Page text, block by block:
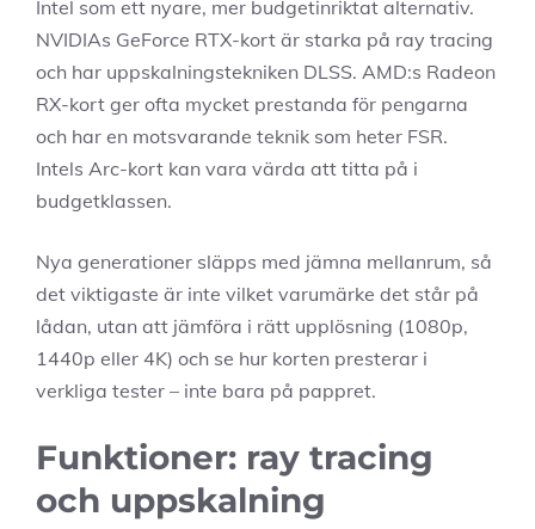
Intel som ett nyare, mer budgetinriktat alternativ.
NVIDIAs GeForce RTX-kort är starka på ray tracing
och har uppskalningstekniken DLSS. AMD:s Radeon
RX-kort ger ofta mycket prestanda för pengarna
och har en motsvarande teknik som heter FSR.
Intels Arc-kort kan vara värda att titta på i
budgetklassen.
Nya generationer släpps med jämna mellanrum, så
det viktigaste är inte vilket varumärke det står på
lådan, utan att jämföra i rätt upplösning (1080p,
1440p eller 4K) och se hur korten presterar i
verkliga tester – inte bara på pappret.
Funktioner: ray tracing
och uppskalning